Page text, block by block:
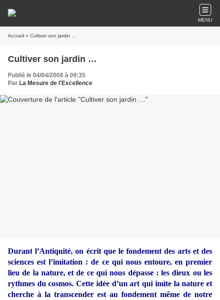
MENU
Accueil » Cultiver son jardin …
Cultiver son jardin …
Publié le 04/04/2008 à 09:35
Par La Mesure de l'Excellence
Durant l’Antiquité, on écrit que le fondement des arts et des
sciences est l’imitation : de ce qui nous entoure, en premier
lieu de la nature, et de ce qui nous dépasse : les dieux ou les
rythmes du cosmos. Cette idée d’un art qui imite la nature et
cherche à la transcender est au fondement même de notre